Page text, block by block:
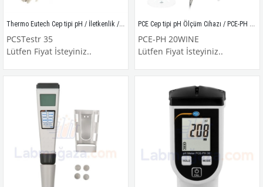
Thermo Eutech Cep tipi pH / İletkenlik / TDS / Tuzluluk / Sıcaklık Ölçüm Cihazı / PCSTestr 35
PCSTestr 35
Lütfen Fiyat İsteyiniz..
PCE Cep tipi pH Ölçüm Cihazı / PCE-PH 20WINE
PCE-PH 20WINE
Lütfen Fiyat İsteyiniz..